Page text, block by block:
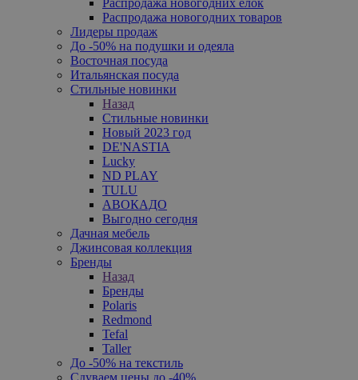
Распродажа новогодних товаров
Лидеры продаж
До -50% на подушки и одеяла
Восточная посуда
Итальянская посуда
Стильные новинки
Назад
Стильные новинки
Новый 2023 год
DE'NASTIA
Lucky
ND PLAY
TULU
АВОКАДО
Выгодно сегодня
Дачная мебель
Джинсовая коллекция
Бренды
Назад
Бренды
Polaris
Redmond
Tefal
Taller
До -50% на текстиль
Сдуваем цены до -40%